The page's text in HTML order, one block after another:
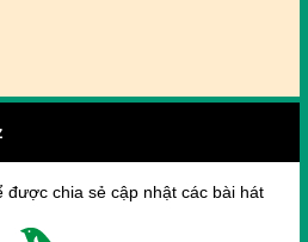
được chia sẻ cập nhật các bài hát